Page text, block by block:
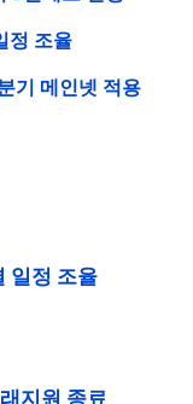
정 조율
기 메인넷 적용
일정 조율
지원 종료